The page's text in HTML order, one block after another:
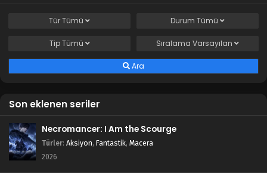
Blm 90 - Aralık 8, 2024
Legend of Xianwu 89.Bölüm
Legend of Xianwu 88.Bölüm
Blm 88 - Kasım 24, 2024
TürTümü Durum Tümü
TipTümü Sıralama Varsayılan
Ara
Son eklenen seriler
Necromancer: I Am the Scourge
Türler: Aksiyon, Fantastik, Macera
2026